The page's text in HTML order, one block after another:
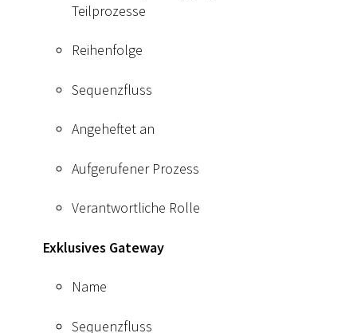
Teilprozesse
Reihenfolge
Sequenzfluss
Angeheftet an
Aufgerufener Prozess
Verantwortliche Rolle
Exklusives Gateway
Name
Sequenzfluss